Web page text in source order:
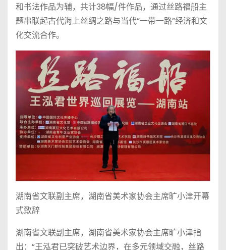
和书法作品为辅，共计38幅/件作品，通过丝路福船主
题串联起古代海上丝绸之路与当代”一带一路”经济和文
化交流合作。
湖南省文联副主席，湖南省美术家协会主席旷小津开幕
式致辞
湖南省文联副主席，湖南省美术家协会主席旷小津指
出：”王泓君已突破艺术边界，在多元领域交融，丝路